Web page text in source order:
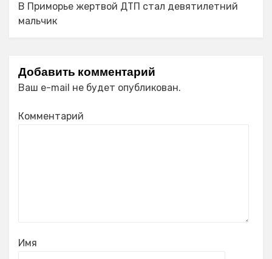
В Приморье жертвой ДТП стал девятилетний
мальчик
Добавить комментарий
Ваш e-mail не будет опубликован.
Комментарий
Имя